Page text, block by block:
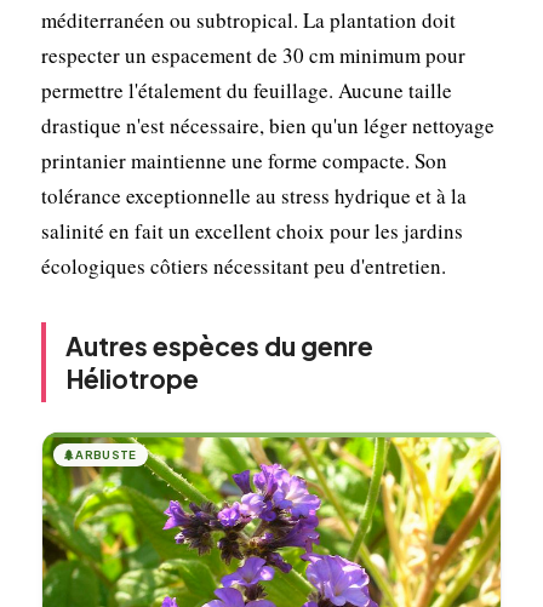
méditerranéen ou subtropical. La plantation doit
respecter un espacement de 30 cm minimum pour
permettre l'étalement du feuillage. Aucune taille
drastique n'est nécessaire, bien qu'un léger nettoyage
printanier maintienne une forme compacte. Son
tolérance exceptionnelle au stress hydrique et à la
salinité en fait un excellent choix pour les jardins
écologiques côtiers nécessitant peu d'entretien.
Autres espèces du genre
Héliotrope
🌲ARBUSTE